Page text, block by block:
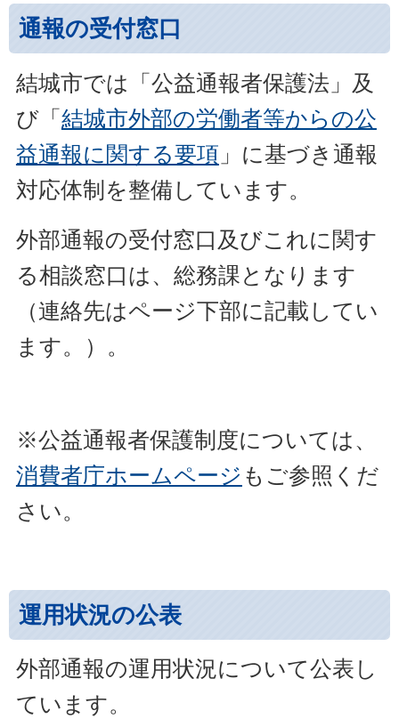
通報の受付窓口
結城市では「公益通報者保護法」及
び「結城市外部の労働者等からの公
益通報に関する要項 」に基づき通報
対応体制を整備しています。
外部通報の受付窓口及びこれに関す
る相談窓口は、総務課となります
（連絡先はページ下部に記載してい
ます。）。
※公益通報者保護制度については、
消費者庁ホームページ もご参照くだ
さい。
運用状況の公表
外部通報の運用状況について公表し
ています。